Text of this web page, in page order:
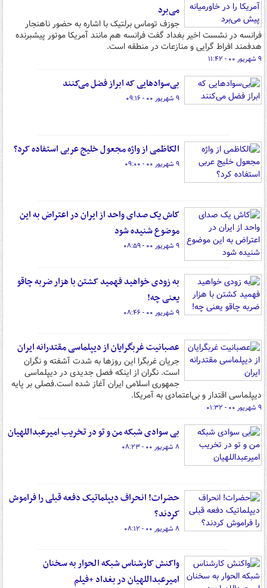
می‌برد
جوزف توماس برلتیک با اشاره به حضور ناهنجار
فرانسه در نشست اخیر بغداد گفت فرانسه هم مانند آمریکا موتور پیشبرنده
هدفمند افراط گرایی و منازعات در منطقه است.
۹ شهریور ۰۰ - ۱۱:۴۲
بی‌سوادهایی که ابراز فضل می‌کنند
۹ شهریور ۰۰ - ۰۹:۱۶
الکاظمی از واژه مجعول خلیج عربی استفاده کرد؟
۹ شهریور ۰۰ - ۰۹:۰۰
کاش یک صدای واحد از ایران در اعتراض به این
موضوع شنیده شود
۹ شهریور ۰۰ - ۰۸:۵۹
به زودی خواهید فهمید کشتن با هزار ضربه چاقو
یعنی چه!
۹ شهریور ۰۰ - ۰۸:۴۶
عصبانیت غربگرایان از دیپلماسی مقتدرانه ایران
جریان غربگرا این روزها به شدت آشفته و نگران
است. نگران از اینکه فصل جدیدی در دیپلماسی
جمهوری اسلامی ایران آغاز شده است.فصلی بر پایه
دیپلماسی اقتدار و بی‌اعتمادی به آمریکا.
۹ شهریور ۰۰ - ۰۱:۳۲
بی سوادی شبکه من و تو در تخریب امیرعبداللهیان
۸ شهریور ۰۰ - ۰۸:۲۳
حضرات! انحراف دیپلماتیک دفعه قبلی را فراموش
کردند؟
۸ شهریور ۰۰ - ۰۸:۱۲
واکنش کارشناس شبکه الحوار به سخنان
امیرعبداللهیان در بغداد +فیلم